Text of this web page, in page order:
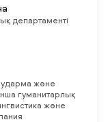
департаменті
және
гуманитарлық
және